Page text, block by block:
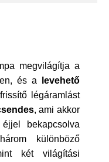
megvilágítja a
és a
levehető
légáramlást
, ami akkor
bekapcsolva
különböző
két világítási